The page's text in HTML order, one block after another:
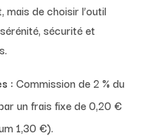
mais de choisir l’outil
sécurité et
: Commission de 2 % du
un frais fixe de 0,20 €
1,30 €).